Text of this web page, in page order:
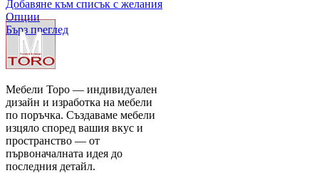
Добавяне към списък с желания
Опции
Бърз преглед
Мебели Торо — индивидуален
дизайн и изработка на мебели
по поръчка. Създаваме мебели
изцяло според вашия вкус и
пространство — от
първоначалната идея до
последния детайл.